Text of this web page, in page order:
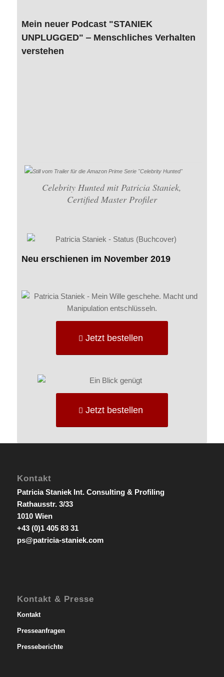
Mein neuer Podcast "STANIEK
UNPLUGGED" ‒ Menschliches Verhalten
verstehen
Celebrity Hunted mit Patricia Staniek,
Certified Master Profiler
Neu erschienen im November 2019
Jetzt bestellen
Jetzt bestellen
Kontakt
Patricia Staniek Int. Consulting & Profiling
Rathausstr. 3/33
1010 Wien
+43 (0)1 405 83 31
ps@patricia-staniek.com
Kontakt & Presse
Kontakt
Presseanfragen
Presseberichte